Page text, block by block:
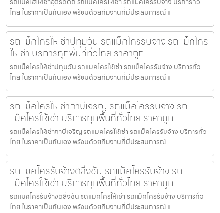
ไทย ในราคาเป็นกันเอง พร้อมด้วยทีมงานที่มีประสบการณ์ แ
รถแม็คโครให้เช่าปทุมวัน รถแม็คโครรับจ้าง รถแม็คโคร
ให้เช่า บริการทุกพื้นที่ทั่วไทย ราคาถูก
รถแม็คโครให้เช่าปทุมวัน รถแมคโครให้เช่า รถแม็คโครรับจ้าง บริการทั่ว
ไทย ในราคาเป็นกันเอง พร้อมด้วยทีมงานที่มีประสบการณ์ แ
รถแม็คโครให้เช่าภาษีเจริญ รถแม็คโครรับจ้าง รถ
แม็คโครให้เช่า บริการทุกพื้นที่ทั่วไทย ราคาถูก
รถแม็คโครให้เช่าภาษีเจริญ รถแมคโครให้เช่า รถแม็คโครรับจ้าง บริการทั่ว
ไทย ในราคาเป็นกันเอง พร้อมด้วยทีมงานที่มีประสบการณ์
รถแมคโครรับจ้างตลิ่งชัน รถแม็คโครรับจ้าง รถ
แม็คโครให้เช่า บริการทุกพื้นที่ทั่วไทย ราคาถูก
รถแมคโครรับจ้างตลิ่งชัน รถแมคโครให้เช่า รถแม็คโครรับจ้าง บริการทั่ว
ไทย ในราคาเป็นกันเอง พร้อมด้วยทีมงานที่มีประสบการณ์ แ